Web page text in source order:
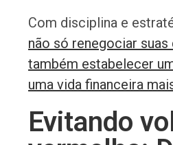
Com disciplina e
não só renegociar suas
também estabelecer
uma vida financeira
Evitando